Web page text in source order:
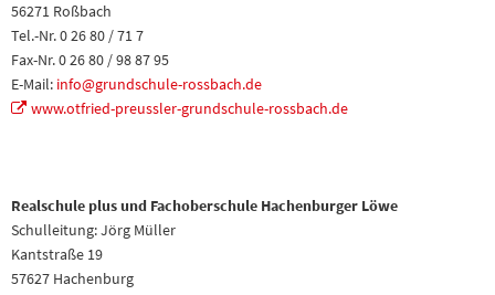
56271 Roßbach
Tel.-Nr. 0 26 80 / 71 7
Fax-Nr. 0 26 80 / 98 87 95
E-Mail: info@grundschule-rossbach.de
www.otfried-preussler-grundschule-rossbach.de
Realschule plus und Fachoberschule Hachenburger Löwe
Schulleitung: Jörg Müller
Kantstraße 19
57627 Hachenburg